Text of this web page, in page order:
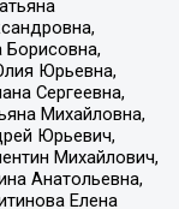
Борисовна,
Юрьевна,
Сергеевна,
Михайловна,
Юрьевич,
Михайлович,
Анатольевна,
Елена